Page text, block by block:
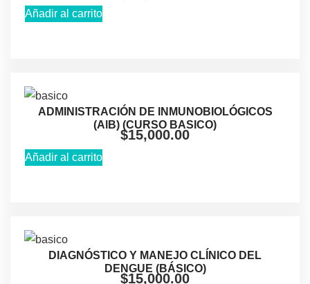
Añadir al carrito
ADMINISTRACIÓN DE INMUNOBIOLÓGICOS
(AlB) (CURSO BASICO)
$15,000.00
Añadir al carrito
DIAGNÓSTICO Y MANEJO CLÍNICO DEL
DENGUE (BÁSICO)
$15,000.00